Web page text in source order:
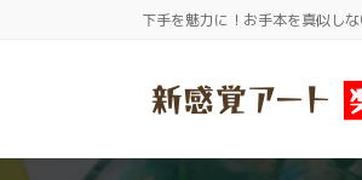
下手を魅力に！お手本を真似し